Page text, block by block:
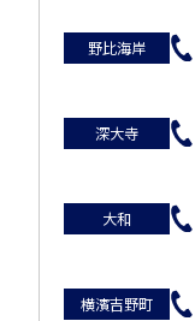
野比海岸
深大寺
大和
横濱吉野町